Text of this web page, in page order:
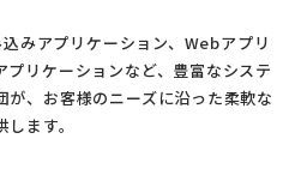
みアプリケーション、Webアプリ
リケーションなど、豊富なシステ
、お客様のニーズに沿った柔軟な
ます。